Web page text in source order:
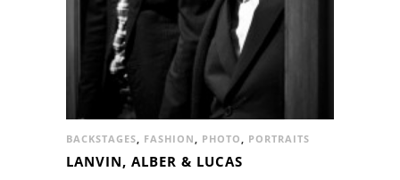
BACKSTAGES FASHION PHOTO PORTRAITS
LANVIN, ALBER & LUCAS